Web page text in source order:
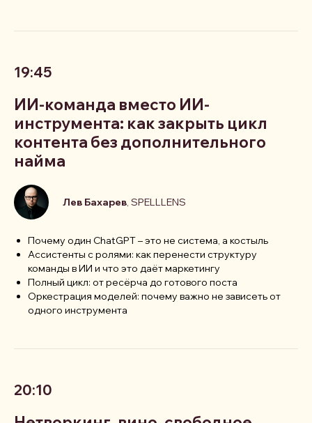
19:45
ИИ-команда вместо ИИ-
инструмента: как закрыть цикл
контента без дополнительного
найма
Лев Бахарев, SPELLLENS
Почему один ChatGPT – это не система, а костыль
Ассистенты с ролями: как перенести структуру
команды в ИИ и что это даёт маркетингу
Полный цикл: от ресёрча до готового поста
Оркестрация моделей: почему важно не зависеть от
одного инструмента
20:10